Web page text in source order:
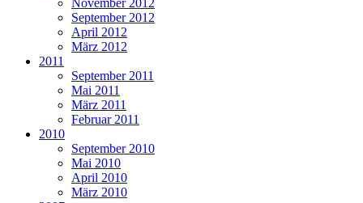
November 2012
September 2012
April 2012
März 2012
2011
September 2011
Mai 2011
März 2011
Februar 2011
2010
September 2010
Mai 2010
April 2010
März 2010